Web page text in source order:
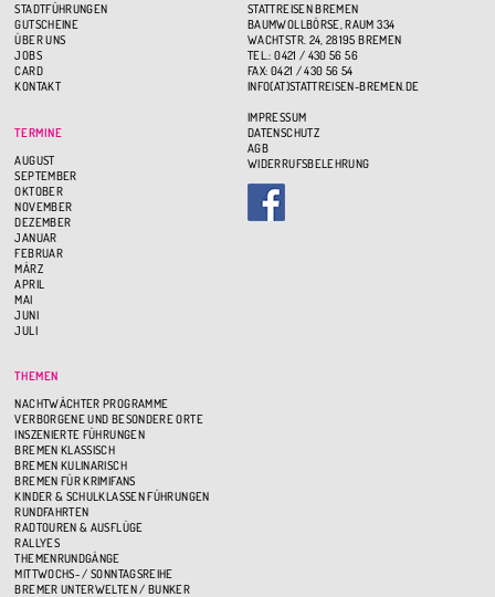
STADTFÜHRUNGEN
GUTSCHEINE
ÜBER UNS
JOBS
CARD
KONTAKT
TERMINE
AUGUST
SEPTEMBER
OKTOBER
NOVEMBER
DEZEMBER
JANUAR
FEBRUAR
MÄRZ
APRIL
MAI
JUNI
JULI
THEMEN
NACHTWÄCHTER PROGRAMME
VERBORGENE UND BESONDERE ORTE
INSZENIERTE FÜHRUNGEN
BREMEN KLASSISCH
BREMEN KULINARISCH
BREMEN FÜR KRIMIFANS
KINDER & SCHULKLASSEN FÜHRUNGEN
RUNDFAHRTEN
RADTOUREN & AUSFLÜGE
RALLYES
THEMENRUNDGÄNGE
MITTWOCHS- / SONNTAGSREIHE
BREMER UNTERWELTEN / BUNKER
STATTREISEN BREMEN
BAUMWOLLBÖRSE, RAUM 334
WACHTSTR. 24, 28195 BREMEN
TEL.: 0421 / 430 56 56
FAX: 0421 / 430 56 54
INFO(AT)STATTREISEN-BREMEN.DE
IMPRESSUM
DATENSCHUTZ
AGB
WIDERRUFSBELEHRUNG